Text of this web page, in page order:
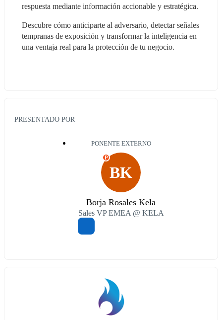
respuesta mediante información accionable y estratégica.
Descubre cómo anticiparte al adversario, detectar señales
tempranas de exposición y transformar la inteligencia en
una ventaja real para la protección de tu negocio.
PRESENTADO POR
PONENTE EXTERNO
BK
P
Borja Rosales Kela
Sales VP EMEA @ KELA